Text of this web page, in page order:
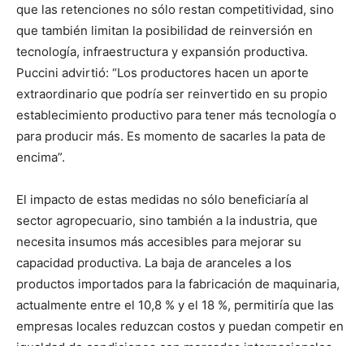
que las retenciones no sólo restan competitividad, sino
que también limitan la posibilidad de reinversión en
tecnología, infraestructura y expansión productiva.
Puccini advirtió: “Los productores hacen un aporte
extraordinario que podría ser reinvertido en su propio
establecimiento productivo para tener más tecnología o
para producir más. Es momento de sacarles la pata de
encima”.
El impacto de estas medidas no sólo beneficiaría al
sector agropecuario, sino también a la industria, que
necesita insumos más accesibles para mejorar su
capacidad productiva. La baja de aranceles a los
productos importados para la fabricación de maquinaria,
actualmente entre el 10,8 % y el 18 %, permitiría que las
empresas locales reduzcan costos y puedan competir en